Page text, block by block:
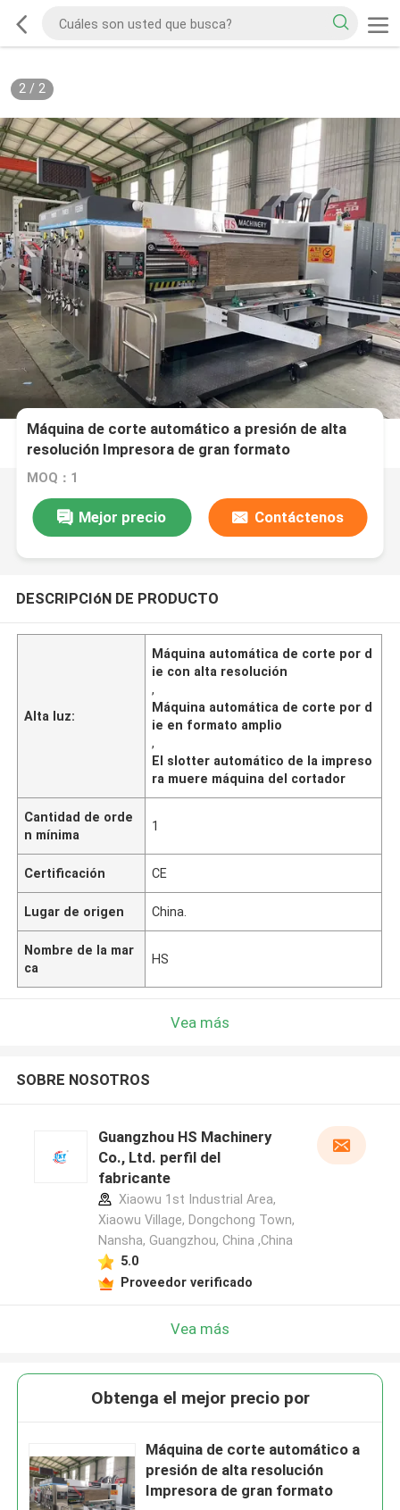
2/ 2
Máquina de corte automático a presión de alta
resolución Impresora de gran formato
MOQ：1
Mejor precio Contáctenos
DESCRIPCIóN DE PRODUCTO
Alta luz:
Máquina automática de corte por d
ie con alta resolución
,
Máquina automática de corte por d
ie en formato amplio
,
El slotter automático de la impreso
ra muere máquina del cortador
Cantidad de orde
n mínima
1
Certificación CE
Lugar de origen China.
Nombre de la mar
ca
HS
Vea más
SOBRE NOSOTROS
Guangzhou HS Machinery
Co., Ltd. perfil del
fabricante
Xiaowu 1st Industrial Area,
Xiaowu Village, Dongchong Town,
Nansha, Guangzhou, China ,China
5.0
Proveedor verificado
Vea más
Obtenga el mejor precio por
Máquina de corte automático a
presión de alta resolución
Impresora de gran formato